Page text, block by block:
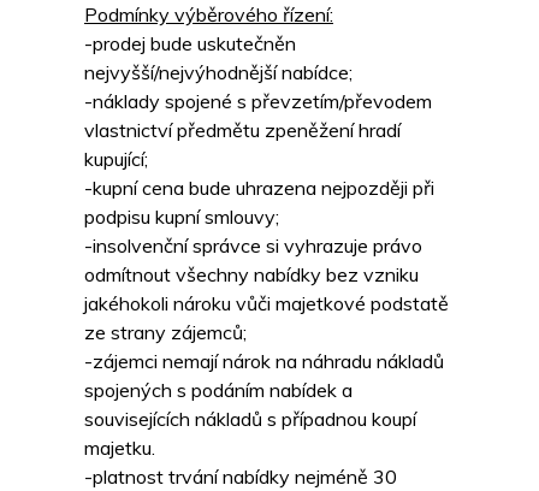
Podmínky výběrového řízení:
-prodej bude uskutečněn
nejvyšší/nejvýhodnější nabídce;
-náklady spojené s převzetím/převodem
vlastnictví předmětu zpeněžení hradí
kupující;
-kupní cena bude uhrazena nejpozději při
podpisu kupní smlouvy;
-insolvenční správce si vyhrazuje právo
odmítnout všechny nabídky bez vzniku
jakéhokoli nároku vůči majetkové podstatě
ze strany zájemců;
-zájemci nemají nárok na náhradu nákladů
spojených s podáním nabídek a
souvisejících nákladů s případnou koupí
majetku.
-platnost trvání nabídky nejméně 30